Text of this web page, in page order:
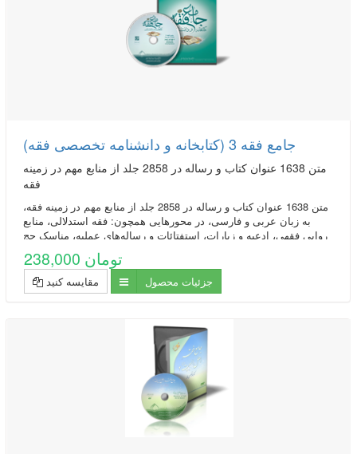
جامع فقه 3 (کتابخانه و دانشنامه تخصصی فقه)
متن 1638 عنوان کتاب و رساله در 2858 جلد از منابع مهم در زمينه
فقه
متن 1638 عنوان کتاب و رساله در 2858 جلد از منابع مهم در زمينه فقه،
به زبان عربی و فارسی، در محورهایی همچون: فقه استدلالی، منابع
روایی فقهی، ادعیه و زیارات، استفتائات و رساله‌های عملیه، مناسک حج
238,000 تومان
مقایسه کنید جزئیات محصول